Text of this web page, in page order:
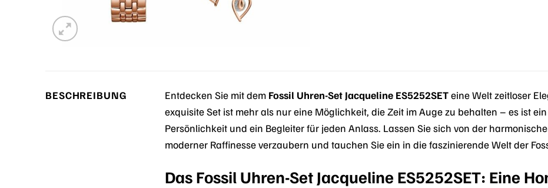
BESCHREIBUNG Entdecken Sie mit dem Fossil Uhren-Set Jacqueline ES5252SETeine Welt zeitloser
exquisite Set ist mehr als nur eine Möglichkeit, die Zeit im Auge zu behalten – es ist
Persönlichkeit und ein Begleiter für jeden Anlass. Lassen Sie sich von der
moderner Raffinesse verzaubern und tauchen Sie ein in die faszinierende Welt der
Das Fossil Uhren-Set Jacqueline ES5252SET: Eine